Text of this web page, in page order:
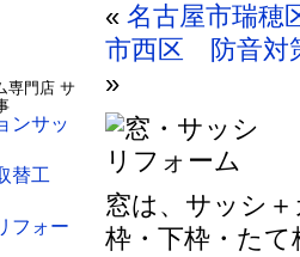
« 名古屋市瑞
市西区 防音対
»
窓は、サッシ
枠・下枠・た
ンサッ
替工
フォー